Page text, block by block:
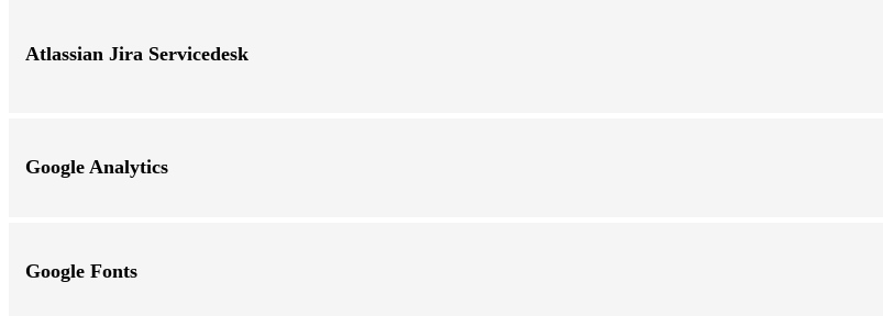
Atlassian Jira Servicedesk
Google Analytics
Google Fonts